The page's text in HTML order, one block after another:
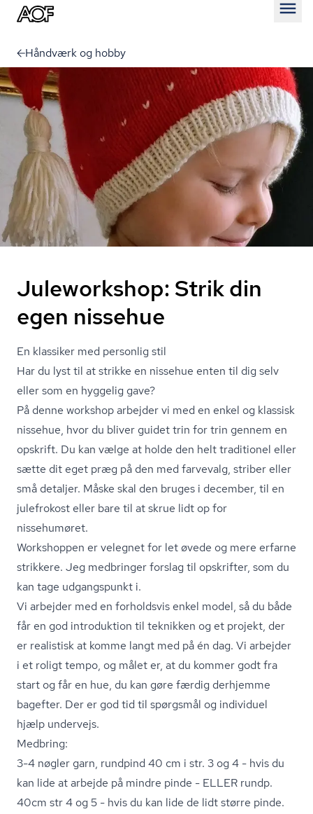
Håndværk og hobby
Juleworkshop: Strik din
egen nissehue
En klassiker med personlig stil
Har du lyst til at strikke en nissehue enten til dig selv
eller som en hyggelig gave?
På denne workshop arbejder vi med en enkel og klassisk
nissehue, hvor du bliver guidet trin for trin gennem en
opskrift. Du kan vælge at holde den helt traditionel eller
sætte dit eget præg på den med farvevalg, striber eller
små detaljer. Måske skal den bruges i december, til en
julefrokost eller bare til at skrue lidt op for
nissehumøret.
Workshoppen er velegnet for let øvede og mere erfarne
strikkere. Jeg medbringer forslag til opskrifter, som du
kan tage udgangspunkt i.
Vi arbejder med en forholdsvis enkel model, så du både
får en god introduktion til teknikken og et projekt, der
er realistisk at komme langt med på én dag. Vi arbejder
i et roligt tempo, og målet er, at du kommer godt fra
start og får en hue, du kan gøre færdig derhjemme
bagefter. Der er god tid til spørgsmål og individuel
hjælp undervejs.
Medbring:
3-4 nøgler garn, rundpind 40 cm i str. 3 og 4 - hvis du
kan lide at arbejde på mindre pinde - ELLER rundp.
40cm str 4 og 5 - hvis du kan lide de lidt større pinde.